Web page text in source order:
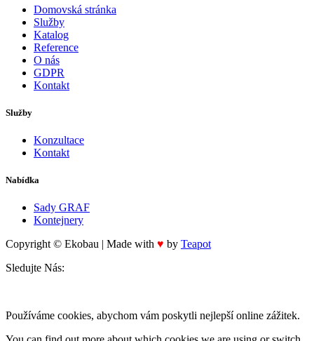
Domovská stránka
Služby
Katalog
Reference
O nás
GDPR
Kontakt
Služby
Konzultace
Kontakt
Nabídka
Sady GRAF
Kontejnery
Copyright © Ekobau | Made with ♥ by Teapot
Sledujte Nás:
Používáme cookies, abychom vám poskytli nejlepší online zážitek.